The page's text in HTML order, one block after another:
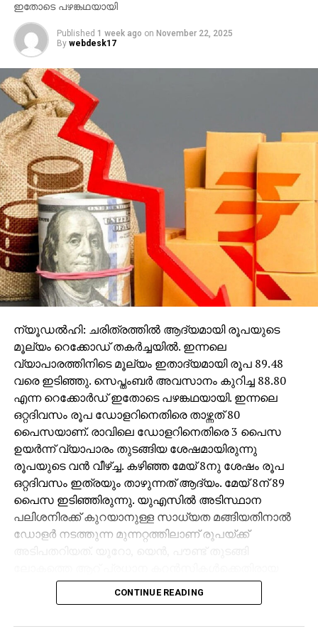
ഇതോടെ പഴങ്കഥയായി
Published 1 week ago on November 22, 2025
By webdesk17
ന്യൂഡല്‍ഹി: ചരിത്രത്തില്‍ ആദ്യമായി രൂപയുടെ
മൂല്യം റെക്കോഡ് തകര്‍ച്ചയില്‍. ഇന്നലെ
വ്യാപാരത്തിനിടെ മൂല്യം ഇതാദ്യമായി രൂപ 89.48
വരെ ഇടിഞ്ഞു. സെപ്തംബര്‍ അവസാനം കുറിച്ച 88.80
എന്ന റെക്കോര്‍ഡ് ഇതോടെ പഴങ്കഥയായി. ഇന്നലെ
ഒറ്റദിവസം രൂപ ഡോളറിനെതിരെ താഴ്ന്നത് 80
പൈസയാണ്. രാവിലെ ഡോളറിനെതിരെ 3 പൈസ
ഉയര്‍ന്ന് വ്യാപാരം തുടങ്ങിയ ശേഷമായിരുന്നു
രൂപയുടെ വന്‍ വീഴ്ച്ച. കഴിഞ്ഞ മേയ് 8നു ശേഷം രൂപ
ഒറ്റദിവസം ഇത്രയും താഴുന്നത് ആദ്യം. മേയ് 8ന് 89
പൈസ ഇടിഞ്ഞിരുന്നു. യുഎസില്‍ അടിസ്ഥാന
പലിശനിരക്ക് കുറയാനുള്ള സാധ്യത മങ്ങിയതിനാല്‍
ഡോളര്‍ നടത്തുന്ന മുന്നറ്റത്തിലാണ് രൂപയ്ക്ക്
യു.എസ് ഡോളര്‍ ഇന്‍ഡക്‌സ് ഏതാനും ദിവസങ്ങള്‍ക്ക്
മുമ്പുവരെ 98ല്‍ ആയിരുന്നത് ഇപ്പോള്‍ 100ന്
CONTINUE READING